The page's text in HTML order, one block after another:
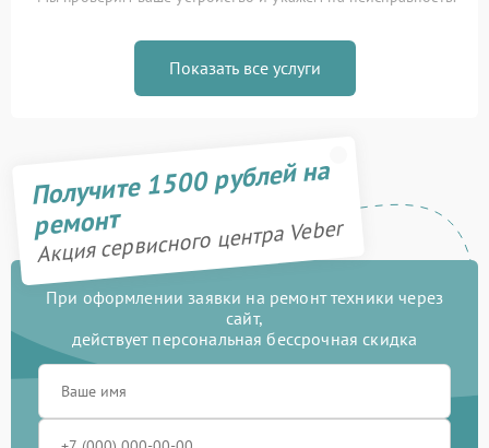
Показать все услуги
Получите 1500 рублей на
ремонт
Акция сервисного центра Veber
При оформлении заявки на ремонт техники через
сайт,
действует персональная бессрочная скидка